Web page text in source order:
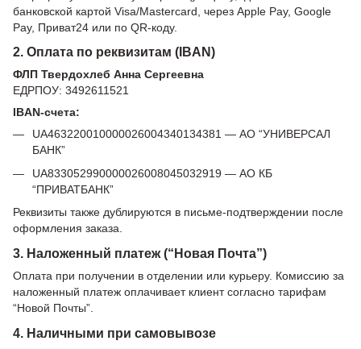
банковской картой Visa/Mastercard, через Apple Pay, Google
Pay, Приват24 или по QR-коду.
2. Оплата по реквизитам (IBAN)
ФЛП Твердохлеб Анна Сергеевна
ЕДРПОУ: 3492611521
IBAN-счета:
UA463220010000026004340134381 — АО “УНИВЕРСАЛ
БАНК”
UA833052990000026008045032919 — АО КБ
“ПРИВАТБАНК”
Реквизиты также дублируются в письме-подтверждении после
оформления заказа.
3. Наложенный платеж (“Новая Почта”)
Оплата при получении в отделении или курьеру. Комиссию за
наложенный платеж оплачивает клиент согласно тарифам
“Новой Почты”.
4. Наличными при самовывозе